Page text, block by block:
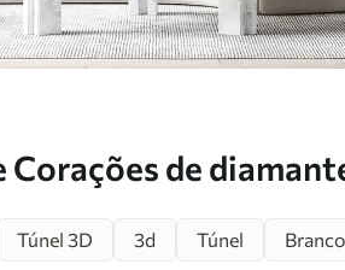
Corações de
Túnel 3D 3d Túnel Branco